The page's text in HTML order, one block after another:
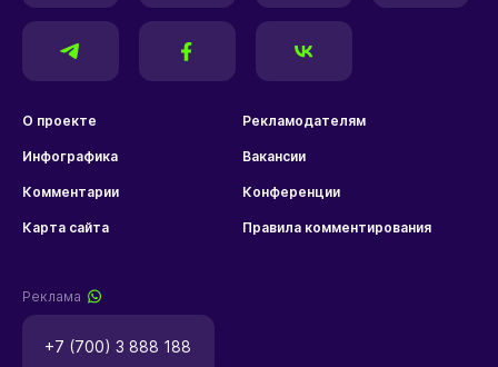
О проекте Рекламодателям
Инфографика Вакансии
Комментарии Конференции
Карта сайта Правила комментирования
Реклама
+7 (700) 3 888 188